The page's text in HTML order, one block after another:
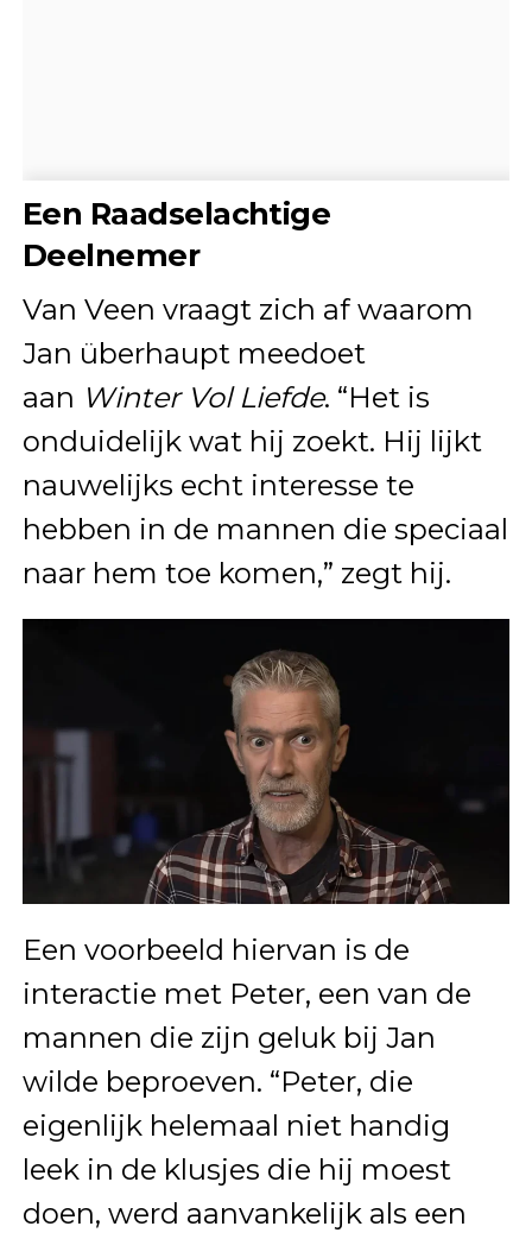
Een Raadselachtige
Deelnemer
Van Veen vraagt zich af waarom
Jan überhaupt meedoet
aan Winter Vol Liefde. “Het is
onduidelijk wat hij zoekt. Hij lijkt
nauwelijks echt interesse te
hebben in de mannen die speciaal
naar hem toe komen,” zegt hij.
Een voorbeeld hiervan is de
interactie met Peter, een van de
mannen die zijn geluk bij Jan
wilde beproeven. “Peter, die
eigenlijk helemaal niet handig
leek in de klusjes die hij moest
doen, werd aanvankelijk als een